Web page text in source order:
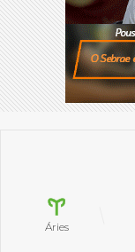
Áries